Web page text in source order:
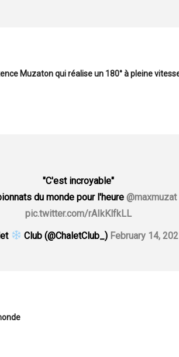
Muzaton qui réalise un 180° à pleine
"C'est incroyable"
du monde pour l'heure @maxmuzat
pic.twitter.com/rAIkKlfkLL
Club (@ChaletClub_) February 14,